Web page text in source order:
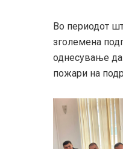
Во периодот
зголемена
однесување
пожари на